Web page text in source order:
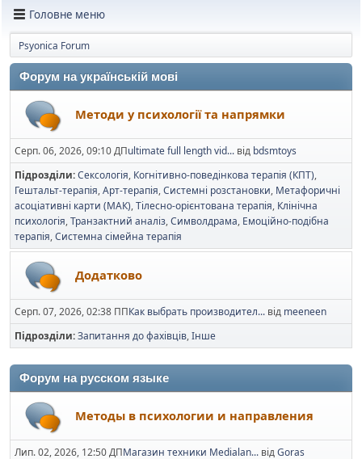
Головне меню
Psyonica Forum
Форум на українській мові
Методи у психології та напрямки
Серп. 06, 2026, 09:10 ДПultimate full length vid... від bdsmtoys
Підрозділи Сексологія Когнітивно-поведінкова терапія (КПТ)
Гештальт-терапія Арт-терапія Системні розстановки Метафоричні
асоціативні карти (МАК) Тілесно-орієнтована терапія Клінічна
психологія Транзактний аналіз Символдрама Емоційно-подібна
терапія Системна сімейна терапія
Додатково
Серп. 07, 2026, 02:38 ППКак выбрать производител... від meeneen
Підрозділи Запитання до фахівців Інше
Форум на русском языке
Методы в психологии и направления
Лип. 02, 2026, 12:50 ДПМагазин техники Medialan... відGoras